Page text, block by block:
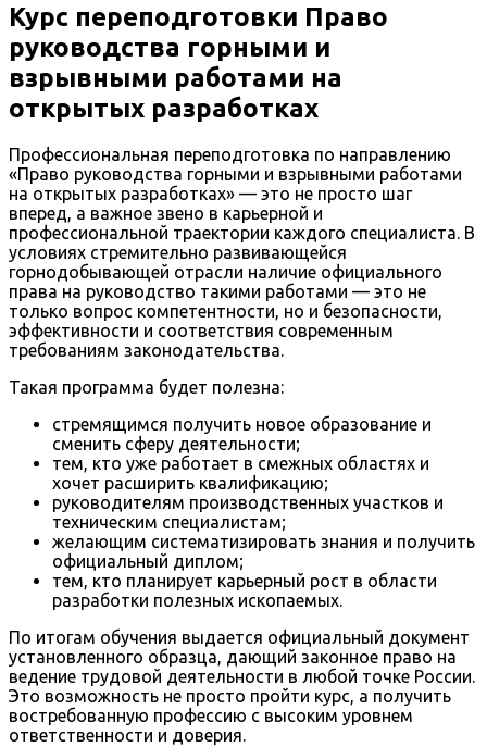
Курс переподготовки Право
руководства горными и
взрывными работами на
открытых разработках
Профессиональная переподготовка по направлению
«Право руководства горными и взрывными работами
на открытых разработках» — это не просто шаг
вперед, а важное звено в карьерной и
профессиональной траектории каждого специалиста. В
условиях стремительно развивающейся
горнодобывающей отрасли наличие официального
права на руководство такими работами — это не
только вопрос компетентности, но и безопасности,
эффективности и соответствия современным
требованиям законодательства.
Такая программа будет полезна:
стремящимся получить новое образование и
сменить сферу деятельности;
тем, кто уже работает в смежных областях и
хочет расширить квалификацию;
руководителям производственных участков и
техническим специалистам;
желающим систематизировать знания и получить
официальный диплом;
тем, кто планирует карьерный рост в области
разработки полезных ископаемых.
По итогам обучения выдается официальный документ
установленного образца, дающий законное право на
ведение трудовой деятельности в любой точке России.
Это возможность не просто пройти курс, а получить
востребованную профессию с высоким уровнем
ответственности и доверия.